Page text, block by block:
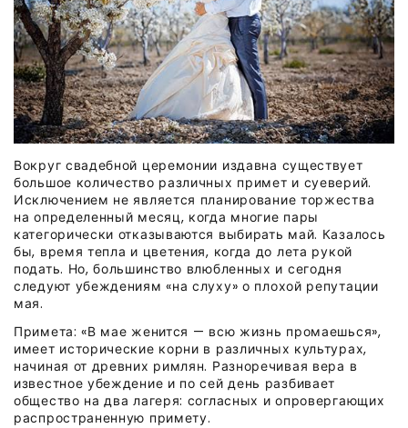
Вокруг свадебной церемонии издавна существует
большое количество различных примет и суеверий.
Исключением не является планирование торжества
на определенный месяц, когда многие пары
категорически отказываются выбирать май. Казалось
бы, время тепла и цветения, когда до лета рукой
подать. Но, большинство влюбленных и сегодня
следуют убеждениям «на слуху» о плохой репутации
мая.
Примета: «В мае женится — всю жизнь промаешься»,
имеет исторические корни в различных культурах,
начиная от древних римлян. Разноречивая вера в
известное убеждение и по сей день разбивает
общество на два лагеря: согласных и опровергающих
распространенную примету.